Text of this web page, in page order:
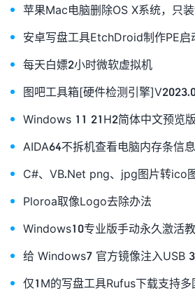
苹果Mac电脑删除OS X系统，只
安卓写盘工具EtchDroid制作PE启
每天白嫖2小时微软虚拟机
图吧工具箱[硬件检测引擎
Windows 11 21H2简体中文预览
AIDA64不拆机查看电脑内存条信息
C#、VB.Net png、jpg图片转ico
Ploroa取像Logo去除办法
Windows10专业版手动永久激活
给 Windows7 官方镜像注入USB
仅1M的写盘工具Rufus下载支持多